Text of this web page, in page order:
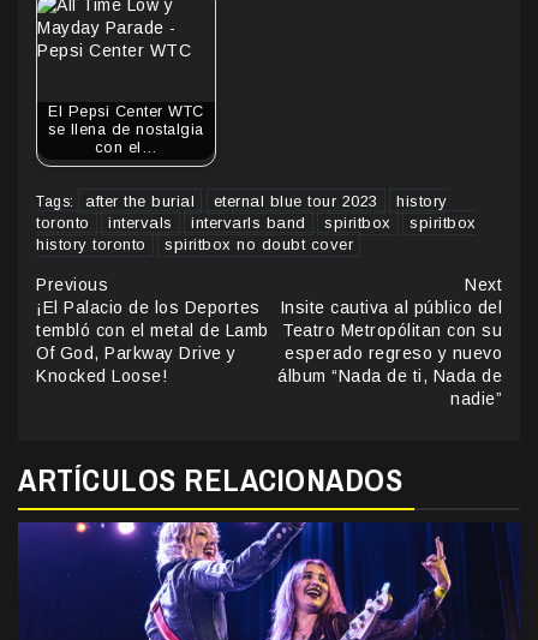
El Pepsi Center WTC
se llena de nostalgia
con el…
Tags: after the burial eternal blue tour 2023
history
toronto
intervals intervarls band spiritbox
spiritbox
history toronto
spiritbox no doubt cover
Continue
Reading
Previous
¡El Palacio de los Deportes
tembló con el metal de Lamb
Of God, Parkway Drive y
Knocked Loose!
Next
Insite cautiva al público del
Teatro Metropólitan con su
esperado regreso y nuevo
álbum “Nada de ti, Nada de
nadie”
ARTÍCULOS RELACIONADOS